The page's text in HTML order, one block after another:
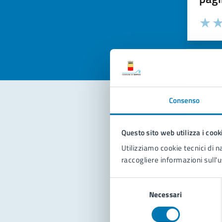
Consenso
Questo sito web utilizza i
Utilizziamo cookie tecnici di
raccogliere informazioni
Necessari
Valuta